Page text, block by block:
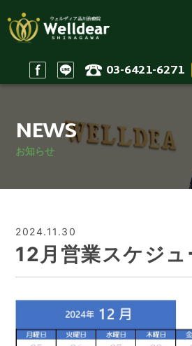
03-6421-6271
Staff
スタッフ
NEWS
お知らせ
2024.11.30
12月営業スケジュ